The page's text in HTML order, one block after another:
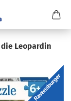
die Leopardin